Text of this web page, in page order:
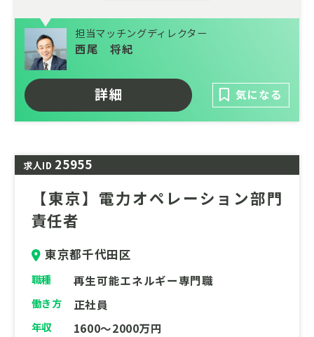
大きな裁量のもと、脱炭素社会の実現と地域
活性化の両立に挑戦できる環境です。将来的
には事業責任者やマネジメントポジションへ
のキャリアアップも目指せます。
担当マッチングディレクター
西尾 将紀
詳細 気になる
求人ID 25955
【東京】電力オペレーション部門
責任者
東京都千代田区
職種 再生可能エネルギー専門職
働き方 正社員
年収
1600～2000万円